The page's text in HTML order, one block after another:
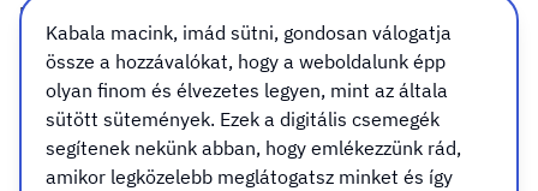
látjuk, hogyan reagálnak rá az emberek az utcán
és amikor érezzük, milyen benne dolgozni nap
mint nap.
Amikor felkerül egy dekor üzleted homlokzatára,
Kabala macink, imád sütni, gondosan válogatja
össze a hozzávalókat, hogy a weboldalunk épp
olyan finom és élvezetes legyen, mint az általa
sütött sütemények. Ezek a digitális csemegék
segítenek nekünk abban, hogy emlékezzünk rád,
amikor legközelebb meglátogatsz minket és így